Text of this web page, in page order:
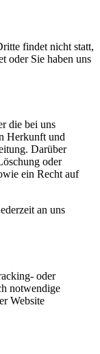
findet nicht statt,
oder Sie haben uns
die bei uns
Herkunft und
Darüber
oder
ein Recht auf
an uns
oder
notwendige
Website